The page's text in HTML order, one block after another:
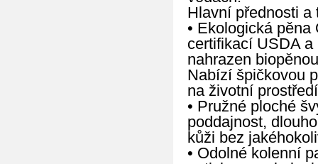
Hlavní přednosti a
• Ekologická
certifikací USDA
nahrazen
Nabízí špičkovou
na životní
• Pružné ploché
poddajnost,
kůži bez
• Odolné kolenní